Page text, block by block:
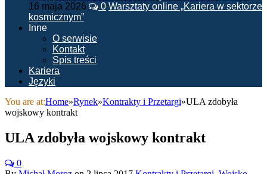
16 maja 2026 0 Warsztaty online „Kariera w sektorze
kosmicznym”
Inne
O serwisie
Kontakt
Spis treści
Kariera
Języki
You are at:Home»Rynek»Kontrakty i Przetargi»ULA zdobyła
wojskowy kontrakt
ULA zdobyła wojskowy kontrakt
0